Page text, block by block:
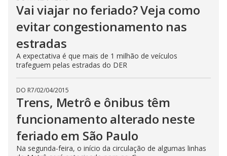
Vai viajar no feriado? Veja como
evitar congestionamento nas
estradas
A expectativa é que mais de 1 milhão de veículos
trafeguem pelas estradas do DER
DO R7/02/04/2015
Trens, Metrô e ônibus têm
funcionamento alterado neste
feriado em São Paulo
Na segunda-feira, o início da circulação de algumas linhas